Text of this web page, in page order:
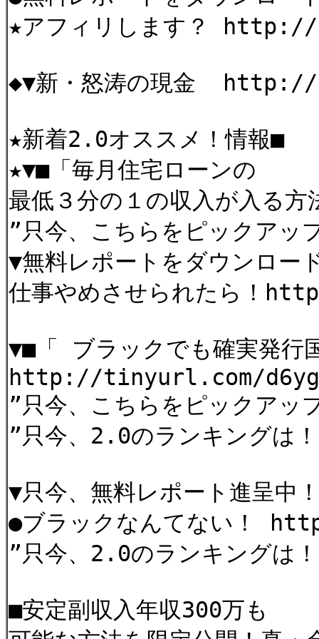
★アフィリします？
◆▼新・怒涛の現金
★新着2.0オススメ！情報■
★▼■「毎月住宅ローンの
最低３分の１の収入が
”只今、こちらをピック
▼無料レポートをダウンロー
仕事やめさせられたら
▼■「 ブラックでも確実発
http://tinyurl.com/
”只今、こちらをピック
”只今、2.0のランキン
▼只今、無料レポート進呈中
●ブラックなんてない！
”只今、2.0のランキン
■安定副収入年収300万も